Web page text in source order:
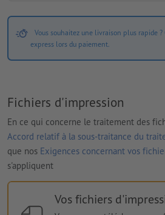
Vous souhaitez une livraison plus rapide
express lors du paiement.
Fichiers d'impression
En ce qui concerne le traitement des
Accord relatif à la sous-traitance du
que nos Exigences concernant vos
s'appliquent
Vos fichiers